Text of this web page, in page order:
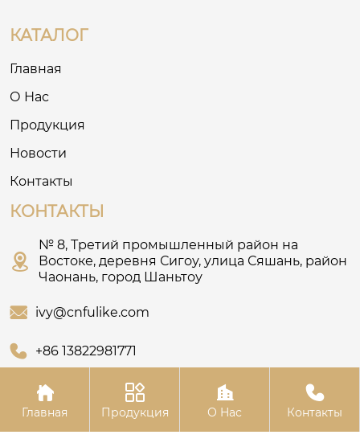
КАТАЛОГ
Главная
О Нас
Продукция
Новости
Контакты
КОНТАКТЫ

№ 8, Третий промышленный район на
Востоке, деревня Сигоу, улица Сяшань, район
Чаонань, город Шаньтоу
 ivy@cnfulike.com
 +86 13822981771
Авторское право© Шаньтоуское ООО по одежде “Му Цянь”

Главная

Продукция

О Hас

Контакты